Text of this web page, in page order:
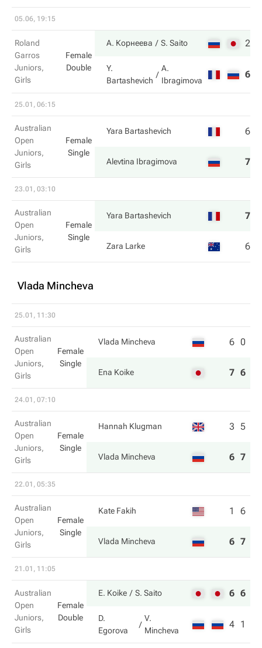
05.06, 19:15
Roland
Garros
Juniors,
Girls
Female
Double
А. Корнеева S. Saito 2
Y.
Bartashevich
A.
Ibragimova
6
25.01, 06:15
Australian
Open
Juniors,
Girls
Female
Single
Yara Bartashevich 6
Alevtina Ibragimova 7
23.01, 03:10
Australian
Open
Juniors,
Girls
Female
Single
Yara Bartashevich 7
Zara Larke 6
Vlada Mincheva
25.01, 11:30
Australian
Open
Juniors,
Girls
Female
Single
Vlada Mincheva 6 0
Ena Koike 7 6
24.01, 07:10
Australian
Open
Juniors,
Girls
Female
Single
Hannah Klugman 3 5
Vlada Mincheva 6 7
22.01, 05:35
Australian
Open
Juniors,
Girls
Female
Single
Kate Fakih 1 6
Vlada Mincheva 6 7
21.01, 11:05
Australian
Open
Juniors,
Girls
Female
Double
E. Koike S. Saito 6 6
D.
Egorova
V.
Mincheva
4 1